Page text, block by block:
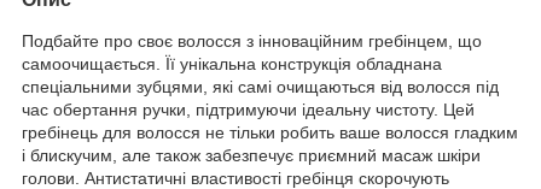
Подбайте про своє волосся з інноваційним гребінцем, що
самоочищається. Її унікальна конструкція обладнана
спеціальними зубцями, які самі очищаються від волосся під
час обертання ручки, підтримуючи ідеальну чистоту. Цей
гребінець для волосся не тільки робить ваше волосся гладким
і блискучим, але також забезпечує приємний масаж шкіри
голови. Антистатичні властивості гребінця скорочують